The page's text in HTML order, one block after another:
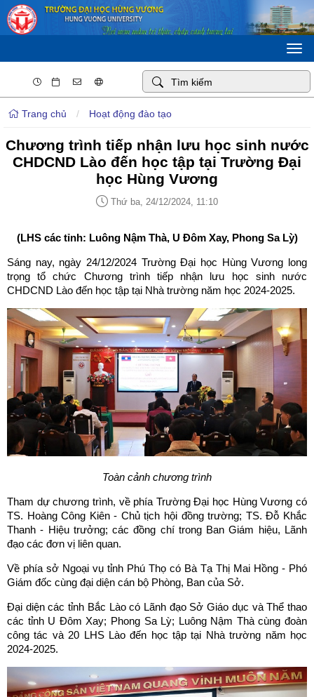
Trang chủ / Hoạt động đào tạo
Chương trình tiếp nhận lưu học sinh nước
CHDCND Lào đến học tập tại Trường Đại
học Hùng Vương
Thứ ba, 24/12/2024, 11:10
(LHS các tỉnh: Luông Nậm Thà, U Đôm Xay, Phong Sa Lỳ)
Sáng nay, ngày 24/12/2024 Trường Đại học Hùng Vương long
trọng tổ chức Chương trình tiếp nhận lưu học sinh nước
CHDCND Lào đến học tập tại Nhà trường năm học 2024-2025.
Toàn cảnh chương trình
Tham dự chương trình, về phía Trường Đại học Hùng Vương có
TS. Hoàng Công Kiên - Chủ tịch hội đồng trường; TS. Đỗ Khắc
Thanh - Hiệu trưởng; các đồng chí trong Ban Giám hiệu, Lãnh
đạo các đơn vị liên quan.
Về phía sở Ngoại vụ tỉnh Phú Thọ có Bà Tạ Thị Mai Hồng - Phó
Giám đốc cùng đại diện cán bộ Phòng, Ban của Sở.
Đại diện các tỉnh Bắc Lào có Lãnh đạo Sở Giáo dục và Thể thao
các tỉnh U Đôm Xay; Phong Sa Lỳ; Luông Nậm Thà cùng đoàn
công tác và 20 LHS Lào đến học tập tại Nhà trường năm học
2024-2025.